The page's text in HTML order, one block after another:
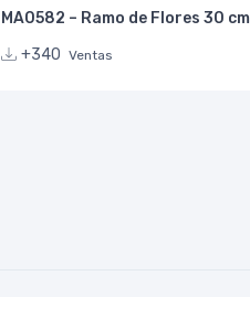
MA0582 – Ramo de Flores 30 cm
+340 Ventas